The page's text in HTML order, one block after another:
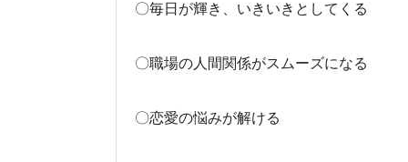
〇毎日が輝き、いきいきとしてくる
〇職場の人間関係がスムーズになる
〇恋愛の悩みが解ける